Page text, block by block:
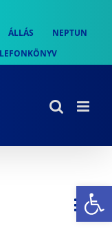
ÁLLÁS
NEPTUN
Nap